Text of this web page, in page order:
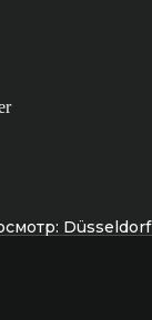
Düsseldorf